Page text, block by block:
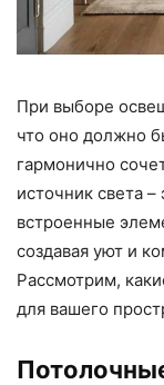
При выборе
что оно должно
гармонично
источник света
встроенные
создавая уют и
Рассмотрим,
для вашего